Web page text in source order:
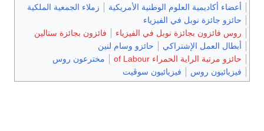
أعضاء أكاديمية العلوم الوطنية الأمريكية
زملاء الجمعية الملكية
حائزو جائزة نوبل في الفيزياء
روس فائزون بجائزة نوبل في الفيزياء
فائزون بجائزة ستالين
أبطال العمل الإشتراكي
حائزو وسام لنين
حائزو مرتبة الراية الحمراء of Labour
مخترعون روس
فيزيائيون روس
فيزيائيون سوڤيت